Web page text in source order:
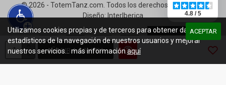
AÑADIR A COMPRA
© 2026 - TotemTanz.com. Todos los derechos reservados
Diseño: InterIberica
ACEPTAR
Utilizamos cookies propias y de terceros para obtener datos
estadísticos de la navegación de nuestros usuarios y mejorar
nuestros servicios... más informaciónaquí
4.8 / 5